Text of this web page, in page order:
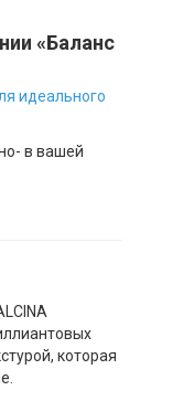
«Баланс
идеального
в вашей
которая